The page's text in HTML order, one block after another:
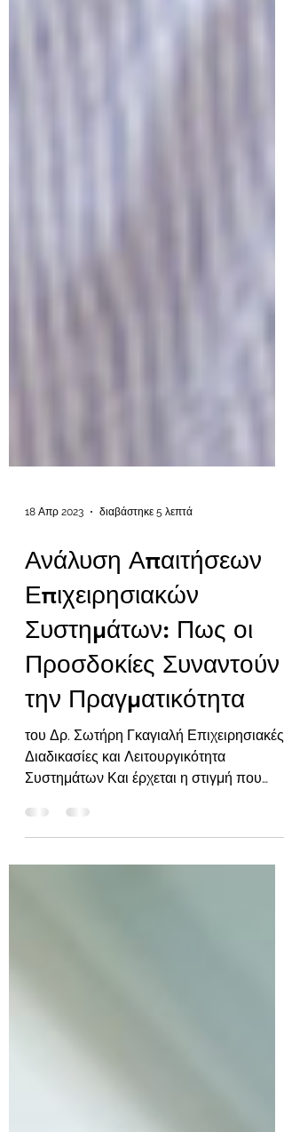
διαβάστηκε 5 λεπτά
Ανάλυση Απαιτήσεων
Επιχειρησιακών
Συστημάτων: Πως οι
Προσδοκίες Συναντούν
την Πραγματικότητα
Διαδικασίες και Λειτουργικότητα
Συστημάτων Και έρχεται η στιγμή που
διαπιστώνεται ότι πρέπει να...